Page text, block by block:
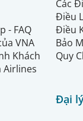
- FAQ
VNA
Khách
Airlines
Các
Điều
Điều
Bảo
Quy
Đại